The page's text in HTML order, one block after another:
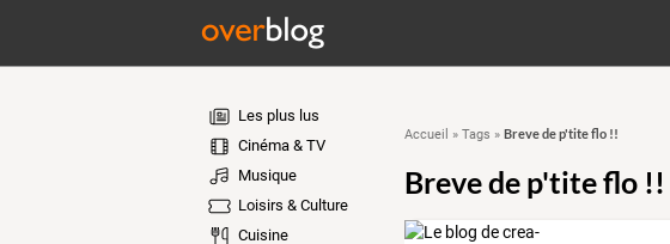
Les plus lus
Cinéma & TV
Musique
Loisirs & Culture
Cuisine
Accueil » Tags » Breve de p'tite flo !!
Breve de p'tite flo !!